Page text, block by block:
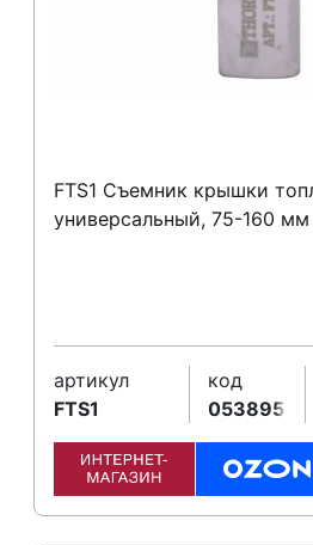
FTS1 Съемник крышки
универсальный, 75-160 мм
артикул
FTS1
код
053895